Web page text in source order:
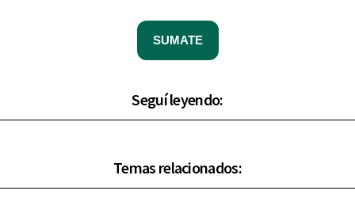
SUMATE
Seguí leyendo:
Temas relacionados: